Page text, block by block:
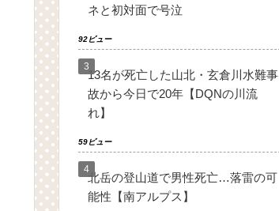
ネと初対面で号泣
92ビュー
13名が死亡した山北・玄倉川水難事
故から今日で20年【DQNの川流
れ】
59ビュー
北岳の登山道で男性死亡…落雷の可
能性【南アルプス】